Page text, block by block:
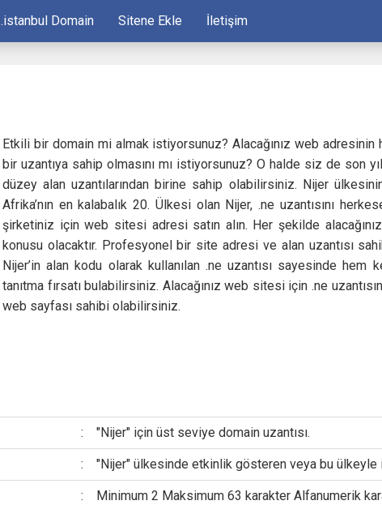
.istanbul Domain Sitene Ekle İletişim
Etkili bir domain mi almak istiyorsunuz? Alacağınız web
bir uzantıya sahip olmasını mı istiyorsunuz? O halde siz de son
düzey alan uzantılarından birine sahip olabilirsiniz. Nijer
Afrika’nın en kalabalık 20. Ülkesi olan Nijer, .ne uzantısını
şirketiniz için web sitesi adresi satın alın. Her şekilde
konusu olacaktır. Profesyonel bir site adresi ve alan uzantısı
Nijer’in alan kodu olarak kullanılan .ne uzantısı sayesinde
tanıtma fırsatı bulabilirsiniz. Alacağınız web sitesi için .ne
web sayfası sahibi olabilirsiniz.
: "Nijer" için üst seviye domain uzantısı.
: "Nijer" ülkesinde etkinlik gösteren veya bu ülkeyle
:
Minimum 2 Maksimum 63 karakter Alfanumerik